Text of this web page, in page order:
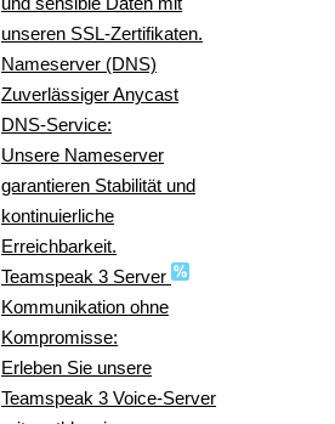
unseren SSL-Zertifikaten.
Nameserver (DNS)
Zuverlässiger Anycast
DNS-Service:
Unsere Nameserver
garantieren Stabilität und
kontinuierliche
Erreichbarkeit.
Teamspeak 3 Server
Kommunikation ohne
Kompromisse:
Erleben Sie unsere
Teamspeak 3 Voice-Server